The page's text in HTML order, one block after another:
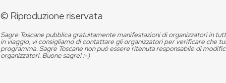
© Riproduzione riservata
Sagre Toscane pubblica gratuitamente manifestazioni di organizzatori in
in viaggio, vi consigliamo di contattare gli organizzatori per verificare che
programma. Sagre Toscane non può essere ritenuta responsabile di
organizzatori. Buone sagre! :-)